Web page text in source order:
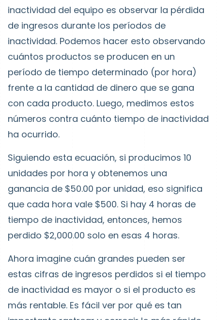
inactividad del equipo es observar la pérdida
de ingresos durante los períodos de
inactividad. Podemos hacer esto observando
cuántos productos se producen en un
período de tiempo determinado (por hora)
frente a la cantidad de dinero que se gana
con cada producto. Luego, medimos estos
números contra cuánto tiempo de inactividad
ha ocurrido.
Siguiendo esta ecuación, si producimos 10
unidades por hora y obtenemos una
ganancia de $50.00 por unidad, eso significa
que cada hora vale $500. Si hay 4 horas de
tiempo de inactividad, entonces, hemos
perdido $2,000.00 solo en esas 4 horas.
Ahora imagine cuán grandes pueden ser
estas cifras de ingresos perdidos si el tiempo
de inactividad es mayor o si el producto es
más rentable. Es fácil ver por qué es tan